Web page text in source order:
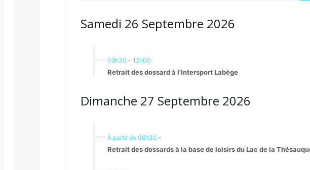
Samedi 26 Septembre 2026
09h30 - 12h00
Retrait des dossard à l'Intersport Labège
Dimanche 27 Septembre 2026
À partir de 06h30 -
Retrait des dossards à la base de loisirs du Lac de la